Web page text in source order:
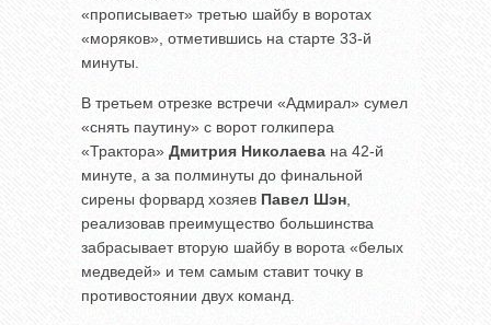
«прописывает» третью шайбу в воротах
«моряков», отметившись на старте 33-й
минуты.
В третьем отрезке встречи «Адмирал» сумел
«снять паутину» с ворот голкипера
«Трактора» Дмитрия Николаева на 42-й
минуте, а за полминуты до финальной
сирены форвард хозяев Павел Шэн
реализовав преимущество большинства
забрасывает вторую шайбу в ворота «белых
медведей» и тем самым ставит точку в
противостоянии двух команд.